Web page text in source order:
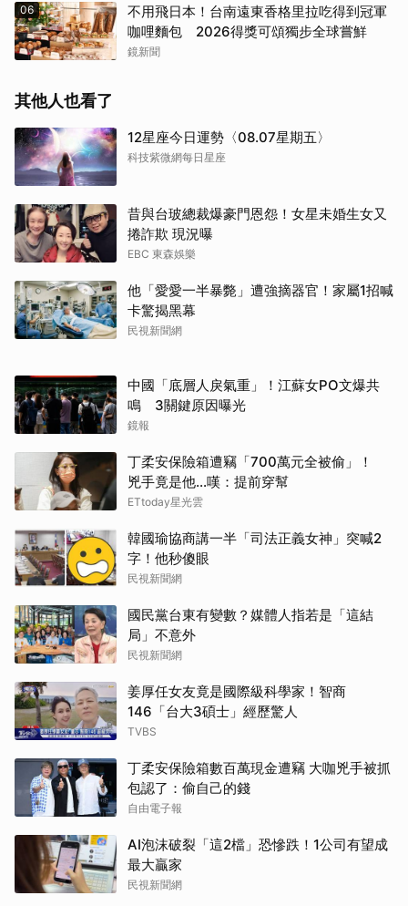
06
不用飛日本！台南遠東香格里拉吃得到冠軍
咖哩麵包 2026得獎可頌獨步全球嘗鮮
鏡新聞
其他人也看了
12星座今日運勢〈08.07星期五〉
科技紫微網每日星座
昔與台玻總裁爆豪門恩怨！女星未婚生女又
捲詐欺 現況曝
EBC 東森娛樂
他「愛愛一半暴斃」遭強摘器官！家屬1招喊
卡驚揭黑幕
民視新聞網
中國「底層人戾氣重」！江蘇女PO文爆共
鳴 3關鍵原因曝光
鏡報
丁柔安保險箱遭竊「700萬元全被偷」！
兇手竟是他...嘆：提前穿幫
ETtoday星光雲
韓國瑜協商講一半「司法正義女神」突喊2
字！他秒傻眼
民視新聞網
國民黨台東有變數？媒體人指若是「這結
局」不意外
民視新聞網
姜厚任女友竟是國際級科學家！智商
146「台大3碩士」經歷驚人
TVBS
丁柔安保險箱數百萬現金遭竊 大咖兇手被抓
包認了：偷自己的錢
自由電子報
AI泡沫破裂「這2檔」恐慘跌！1公司有望成
最大贏家
民視新聞網